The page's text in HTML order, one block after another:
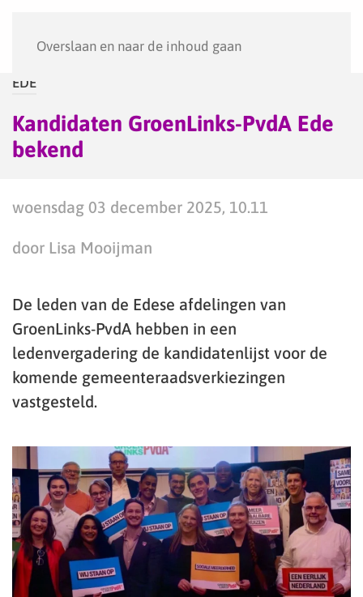
Overslaan en naar de inhoud gaan
EDE
Kandidaten GroenLinks-PvdA Ede
bekend
woensdag 03 december 2025, 10.11
door Lisa Mooijman
De leden van de Edese afdelingen van
GroenLinks-PvdA hebben in een
ledenvergadering de kandidatenlijst voor de
komende gemeenteraadsverkiezingen
vastgesteld.